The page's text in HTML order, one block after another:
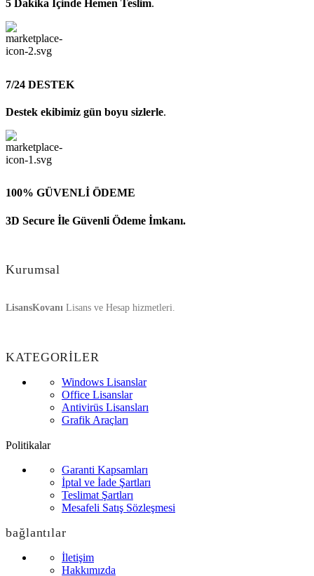
5 Dakika İçinde Hemen Teslim.
7/24 DESTEK
Destek ekibimiz gün boyu sizlerle.
100% GÜVENLİ ÖDEME
3D Secure İle Güvenli Ödeme İmkanı.
Kurumsal
LisansKovanı Lisans ve Hesap hizmetleri.
KATEGORİLER
Windows Lisanslar
Office Lisanslar
Antivirüs Lisansları
Grafik Araçları
Politikalar
Garanti Kapsamları
İptal ve İade Şartları
Teslimat Şartları
Mesafeli Satış Sözleşmesi
bağlantılar
İletişim
Hakkımızda